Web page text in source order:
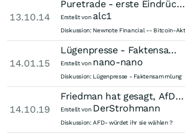
13.10.14
Puretrade - erste Eindrücke der Beta-Plattform
Erstellt von alc1
Diskussion:
14.01.15
Lügenpresse - Faktensammlung
Erstellt von nano-nano
Diskussion: Lügenpresse - Faktensammlung
14.10.19
Friedman hat gesagt, AfD-Wähler "könnten ihr Hände nicht mehr in Unschuld...
Erstellt von DerStrohmann
Diskussion:AFD- würdet ihr sie wählen ?